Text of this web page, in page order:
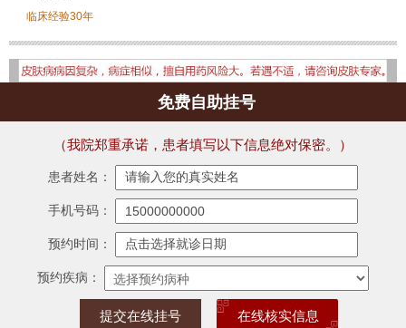
临床经验30年
免费自助挂号
（我院郑重承诺，患者填写以下信息绝对保密。）
患者姓名：
手机号码：
预约时间：
预约疾病：
在线核实信息